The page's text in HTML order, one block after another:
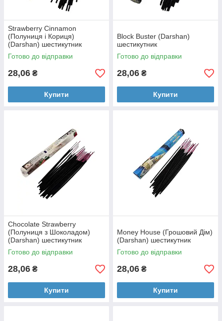
Strawberry Cinnamon
(Полуниця і Кориця)
(Darshan) шестикутник
Готово до відправки
28,06 ₴
Купити
Block Buster (Darshan)
шестикутник
Готово до відправки
28,06 ₴
Купити
Chocolate Strawberry
(Полуниця з Шоколадом)
(Darshan) шестикутник
Готово до відправки
28,06 ₴
Купити
Money House (Грошовий Дім)
(Darshan) шестикутник
Готово до відправки
28,06 ₴
Купити